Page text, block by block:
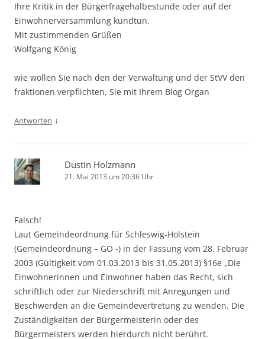
Ihre Kritik in der Bürgerfragehalbestunde oder auf der
Einwohnerversammlung kundtun.
Mit zustimmenden Grüßen
Wolfgang König
wie wollen Sie nach den der Verwaltung und der StVV den
fraktionen verpflichten, Sie mit Ihrem Blog Organ
Antworten ↓
Dustin Holzmann
21. Mai 2013 um 20:36 Uhr
Falsch!
Laut Gemeindeordnung für Schleswig-Holstein
(Gemeindeordnung – GO -) in der Fassung vom 28. Februar
2003 (Gültigkeit vom 01.03.2013 bis 31.05.2013) §16e „Die
Einwohnerinnen und Einwohner haben das Recht, sich
schriftlich oder zur Niederschrift mit Anregungen und
Beschwerden an die Gemeindevertretung zu wenden. Die
Zuständigkeiten der Bürgermeisterin oder des
Bürgermeisters werden hierdurch nicht berührt.